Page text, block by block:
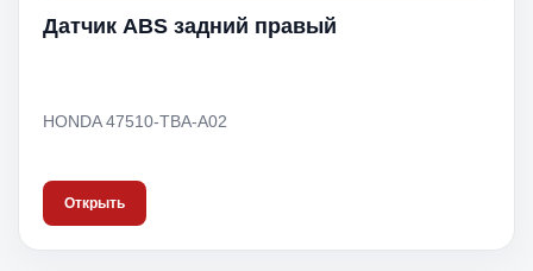
Датчик ABS задний правый
HONDA 47510-TBA-A02
Открыть